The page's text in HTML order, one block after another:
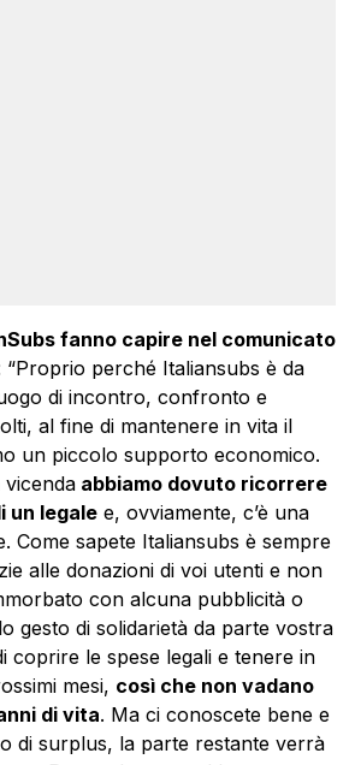
fanno capire nel comunicato
“Proprio perché Italiansubs è da
di incontro, confronto e
al fine di mantenere in vita il
un piccolo supporto economico.
vicenda abbiamo dovuto ricorrere
un legale e, ovviamente, c’è una
Come sapete Italiansubs è sempre
alle donazioni di voi utenti e non
con alcuna pubblicità o
gesto di solidarietà da parte vostra
coprire le spese legali e tenere in
mesi, così che non vadano
di vita. Ma ci conoscete bene e
di surplus, la parte restante verrà